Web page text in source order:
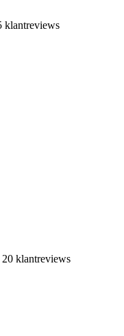
klantreviews
20 klantreviews